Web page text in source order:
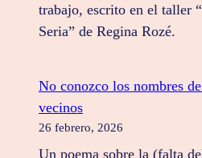
trabajo, escrito en el taller
Seria” de Regina Rozé.
No conozco los nombres
vecinos
26 febrero, 2026
Un poema sobre la (falta